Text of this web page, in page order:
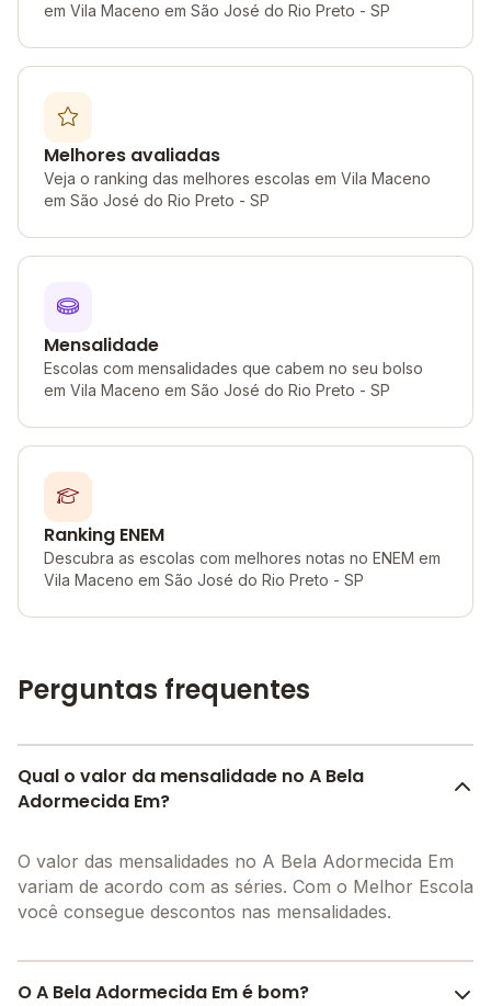
em Vila Maceno em São José do Rio Preto - SP
Melhores avaliadas
Veja o ranking das melhores escolas em Vila Maceno
em São José do Rio Preto - SP
Mensalidade
Escolas com mensalidades que cabem no seu bolso
em Vila Maceno em São José do Rio Preto - SP
Ranking ENEM
Descubra as escolas com melhores notas no ENEM em
Vila Maceno em São José do Rio Preto - SP
Perguntas frequentes
Qual o valor da mensalidade no A Bela
Adormecida Em?
O valor das mensalidades no A Bela Adormecida Em
variam de acordo com as séries. Com o Melhor Escola
você consegue descontos nas mensalidades.
O A Bela Adormecida Em é bom?